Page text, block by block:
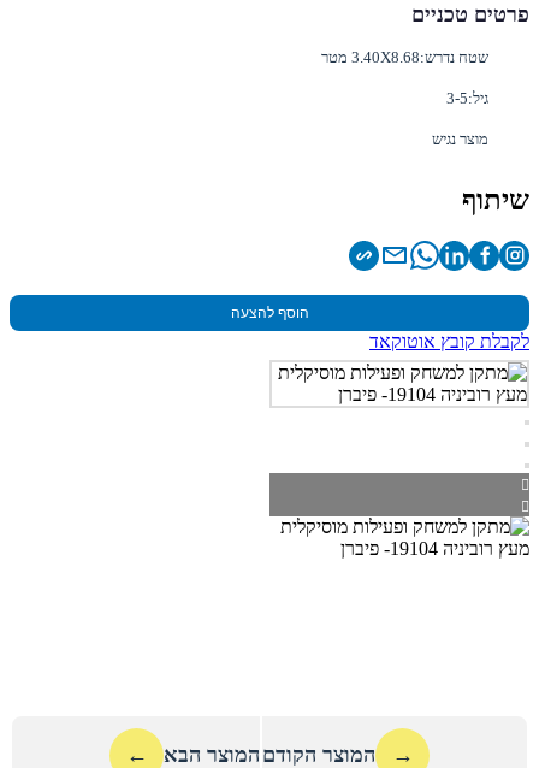
פרטים טכניים
שטח נדרש:3.40X8.68 מטר
גיל:3-5
מוצר נגיש
שיתוף
הוסף להצעה
לקבלת קובץ אוטוקאד
→ המוצר הקודם המוצר הבא ←